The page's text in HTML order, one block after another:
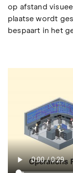
op afstand
plaatse wordt
bespaart in het